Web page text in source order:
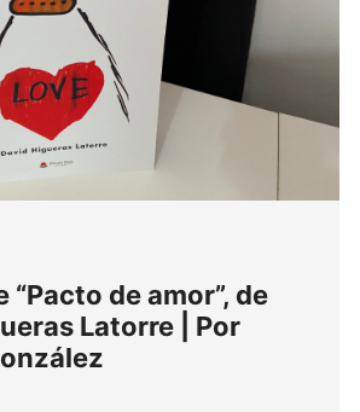
“Pacto de amor”, de
Latorre | Por